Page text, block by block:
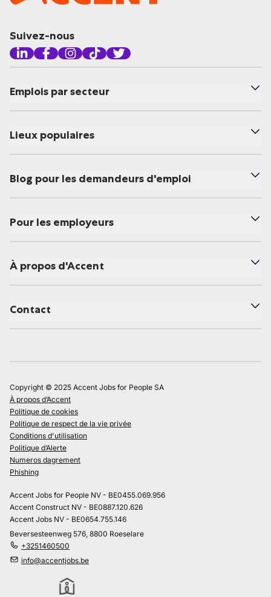
Suivez-nous
Emplois par secteur
Lieux populaires
Blog pour les demandeurs d'emploi
Pour les employeurs
À propos d'Accent
Contact
Copyright © 2025 Accent Jobs for People SA
À propos d’Accent
Politique de cookies
Politique de respect de la vie privée
Conditions d'utilisation
Politique d’Alerte
Numeros dagrement
Phishing
Accent Jobs for People NV - BE0455.069.956
Accent Construct NV - BE0887.120.626
Accent Jobs NV - BE0654.755.146
Beversesteenweg 576, 8800 Roeselare
+3251460500
info@accentjobs.be